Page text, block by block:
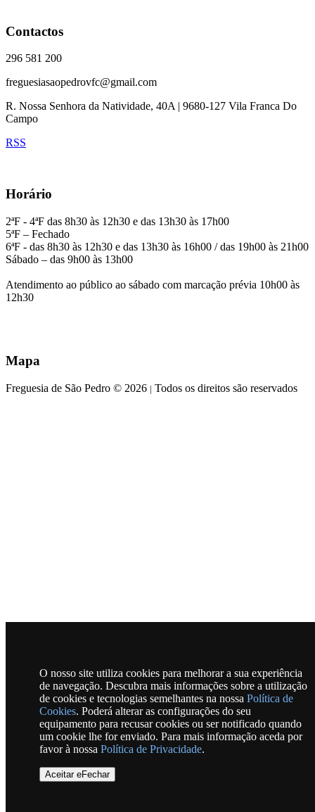
O nosso site utiliza cookies para melhorar a sua experiência
de navegação. Descubra mais informações sobre a utilização
de cookies e tecnologias semelhantes na nossa Política de
Cookies. Poderá alterar as configurações do seu
equipamento para recusar cookies ou ser notificado quando
um cookie lhe for enviado. Para mais informação aceda por
favor à nossa Política de Privacidade.
Aceitar eFechar
Contactos
296 581 200
freguesiasaopedrovfc@gmail.com
R. Nossa Senhora da Natividade, 40A | 9680-127 Vila Franca Do
Campo
RSS
Horário
2ªF - 4ªF das 8h30 às 12h30 e das 13h30 às 17h00
5ªF – Fechado
6ªF - das 8h30 às 12h30 e das 13h30 às 16h00 / das 19h00 às 21h00
Sábado – das 9h00 às 13h00
Atendimento ao público ao sábado com marcação prévia 10h00 às
12h30
Mapa
Freguesia de São Pedro © 2026 | Todos os direitos são reservados